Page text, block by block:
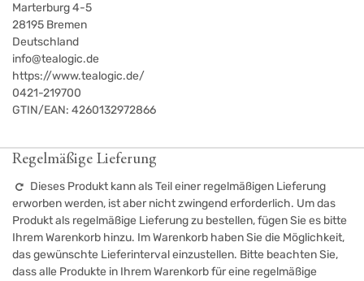
Marterburg 4-5
28195 Bremen
Deutschland
info@tealogic.de
https://www.tealogic.de/
0421-219700
GTIN/EAN: 4260132972866
Regelmäßige Lieferung
Dieses Produkt kann als Teil einer regelmäßigen Lieferung
erworben werden, ist aber nicht zwingend erforderlich. Um das
Produkt als regelmäßige Lieferung zu bestellen, fügen Sie es bitte
Ihrem Warenkorb hinzu. Im Warenkorb haben Sie die Möglichkeit,
das gewünschte Lieferinterval einzustellen. Bitte beachten Sie,
dass alle Produkte in Ihrem Warenkorb für eine regelmäßige